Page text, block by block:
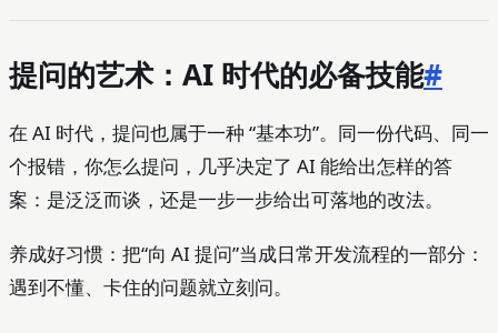
提问的艺术：AI 时代的必备技能#
在 AI 时代，提问也属于一种 “基本功”。同一份代码、同一
个报错，你怎么提问，几乎决定了 AI 能给出怎样的答
案：是泛泛而谈，还是一步一步给出可落地的改法。
养成好习惯：把“向 AI 提问”当成日常开发流程的一部分：
遇到不懂、卡住的问题就立刻问。